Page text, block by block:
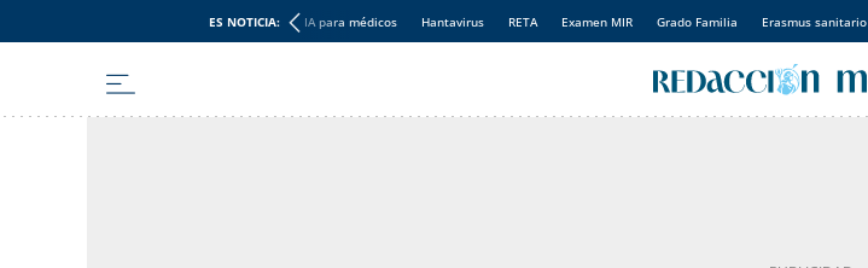
ES NOTICIA: IA para médicos Hantavirus RETA Examen MIR Grado Familia Erasmus sanitario